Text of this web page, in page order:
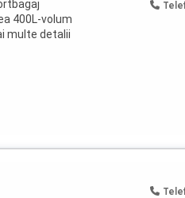
400L-volum
multe detalii